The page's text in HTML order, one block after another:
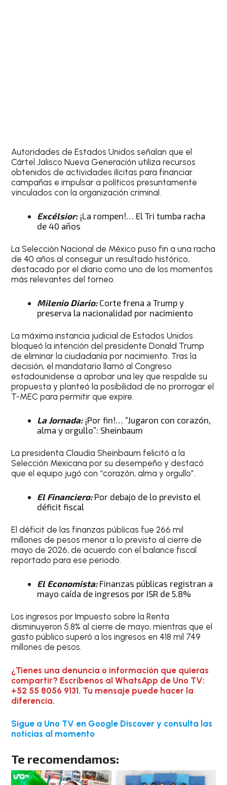
Autoridades de Estados Unidos señalan que el
Cártel Jalisco Nueva Generación utiliza recursos
obtenidos de actividades ilícitas para financiar
campañas e impulsar a políticos presuntamente
vinculados con la organización criminal.
Excélsior:¡La rompen!… El Tri tumba racha
de 40 años
La Selección Nacional de México puso fin a una racha
de 40 años al conseguir un resultado histórico,
destacado por el diario como uno de los momentos
más relevantes del torneo.
Milenio Diario:Corte frena a Trump y
preserva la nacionalidad por nacimiento
La máxima instancia judicial de Estados Unidos
bloqueó la intención del presidente Donald Trump
de eliminar la ciudadanía por nacimiento. Tras la
decisión, el mandatario llamó al Congreso
estadounidense a aprobar una ley que respalde su
propuesta y planteó la posibilidad de no prorrogar el
T-MEC para permitir que expire.
La Jornada:¡Por fin!… “Jugaron con corazón,
alma y orgullo”: Sheinbaum
La presidenta Claudia Sheinbaum felicitó a la
Selección Mexicana por su desempeño y destacó
que el equipo jugó con “corazón, alma y orgullo”.
El Financiero:Por debajo de lo previsto el
déficit fiscal
El déficit de las finanzas públicas fue 266 mil
millones de pesos menor a lo previsto al cierre de
mayo de 2026, de acuerdo con el balance fiscal
reportado para ese periodo.
El Economista:Finanzas públicas registran a
mayo caída de ingresos por ISR de 5.8%
Los ingresos por Impuesto sobre la Renta
disminuyeron 5.8% al cierre de mayo, mientras que el
gasto público superó a los ingresos en 418 mil 749
millones de pesos.
¿Tienes una denuncia o información que quieras
compartir? Escríbenos al WhatsApp de Uno TV:
+52 55 8056 9131. Tu mensaje puede hacer la
diferencia.
Sigue a Uno TV en Google Discover y consulta las
noticias al momento
Te recomendamos: